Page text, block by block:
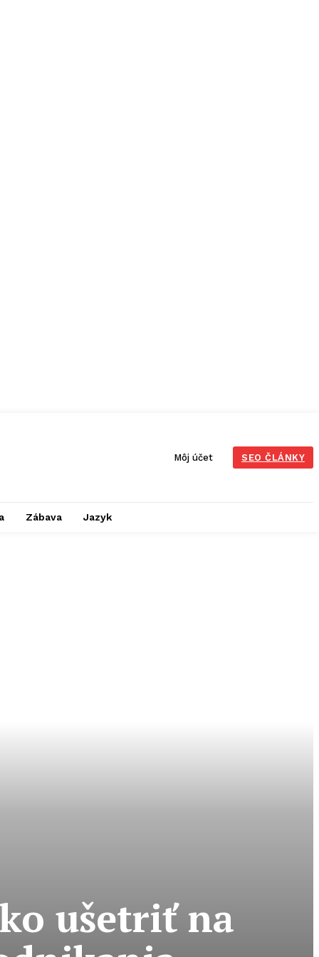
Môj účet SEO ČLÁNKY
Zábava Jazyk
ušetriť na